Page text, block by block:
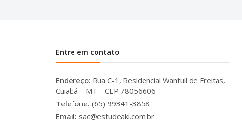
Entre em contato
Endereço: Rua C-1, Residencial Wantuil de Freitas,
Cuiabá – MT – CEP 78056606
Telefone: (65) 99341-3858
Email: sac@estudeaki.com.br